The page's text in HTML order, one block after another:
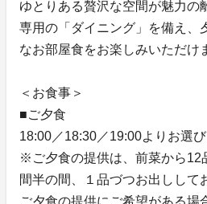
ゆとりある贅沢な空間が魅力の
専用の「ダイニング」を備え、
なお部屋食をお楽しみいただけ
＜お食事＞
■ご夕食
18:00／18:30／19:00よりお選び
※ご夕食の提供は、前菜から12
間半の間、１品づつお出しして
ご夕食の提供にご希望がある場